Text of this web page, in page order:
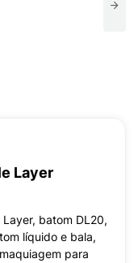
Layer
batom DL20,
líquido e bala,
para